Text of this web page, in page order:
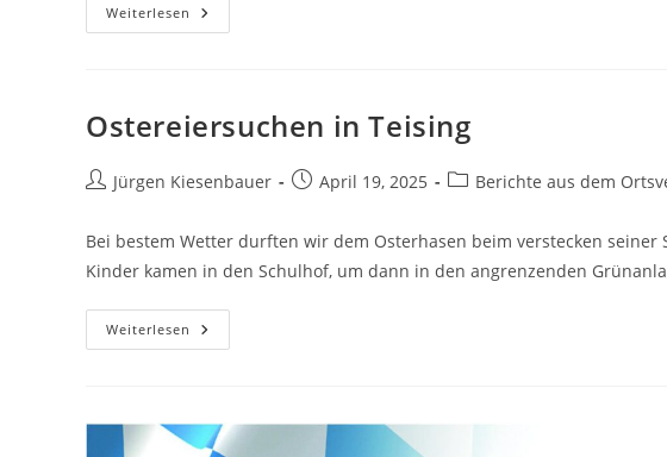
Weiterlesen Dorffest
In
Ostereiersuchen in Teising
Beitrags-
Jürgen Kiesenbauer
BeitragApril 19, 2025
Beitrags-
Berichte aus dem
Bei bestem Wetter durften wir dem Osterhasen beim verstecken
Kinder kamen in den Schulhof, um dann in den angrenzenden
Weiterlesen Ostereiersuchen
In